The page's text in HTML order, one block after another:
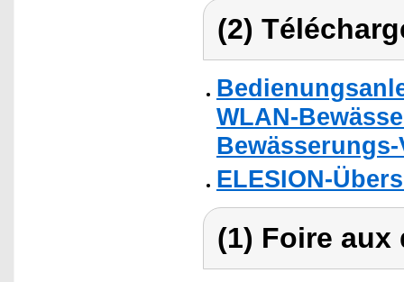
(2)
WLAN-
ELESION-
(1) Foire